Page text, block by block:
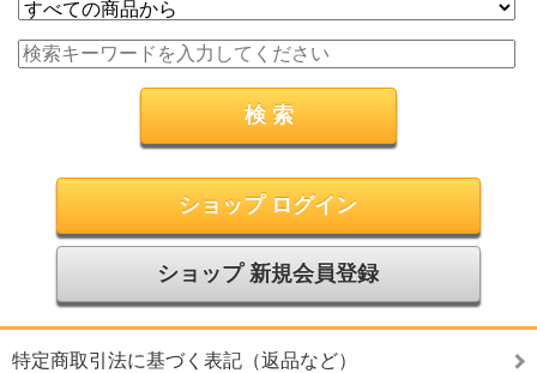
ショップ ログイン
ショップ 新規会員登録
特定商取引法に基づく表記（返品など）